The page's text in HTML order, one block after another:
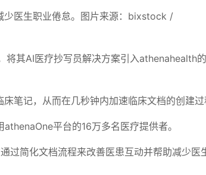
少医生职业倦怠。图片来源：bixstock /
其AI医疗抄写员解决方案引入athenahealth
笔记，从而在几秒钟内加速临床文档的创建过
平台的16万多名医疗提供者。
过简化文档流程来改善医患互动并帮助减少医